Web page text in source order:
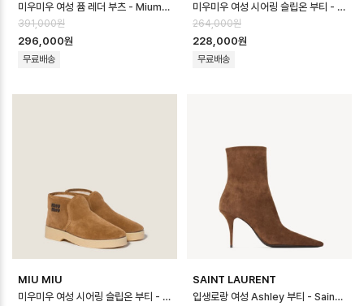
미우미우 여성 퓸 레더 부츠 - Miumiu Womens Fume Leather Booti…
391,000원
296,000원
무료배송
미우미우 여성 시어링 슬립온 부티 - Miumiu Womens Shearling Slip-…
264,000원
228,000원
무료배송
MIU MIU
미우미우 여성 시어링 슬립온 부티 - Miumiu Womens Shearling Slip-…
SAINT LAURENT
입생로랑 여성 Ashley 부티 - Saint Laurent Womens Ashley Bo…